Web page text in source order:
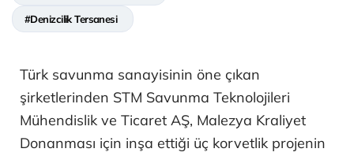
#Denizcilik Tersanesi
Türk savunma sanayisinin öne çıkan
şirketlerinden STM Savunma Teknolojileri
Mühendislik ve Ticaret AŞ, Malezya Kraliyet
Donanması için inşa ettiği üç korvetlik projenin